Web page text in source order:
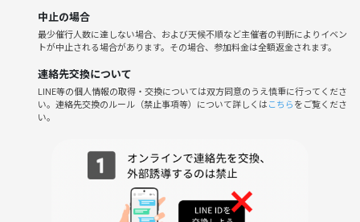
で、別途キャンセル料を支払う必要はありません。参加できなくなった
場合は必ずつなげーとのチケット画面からキャンセルをしてください。
【メッセージでの連絡は不要です】
■ 流れ
18:10 お店集合
｜お食事、歓談
※席替えはありません。
※終わり時間は食事の状況によります。
※途中参加、途中退出は問題ありません。
中止の場合
最少催行人数に達しない場合、および天候不順など主催者の判断によりイベン
トが中止される場合があります。その場合、参加料金は全額返金されます。
連絡先交換について
LINE等の個人情報の取得・交換については双方同意のうえ慎重に行ってくださ
い。連絡先交換のルール（禁止事項等）について詳しくはこちらをご覧くださ
い。